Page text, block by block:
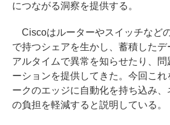
につながる洞察を提供する。
Ciscoはルーターやスイッチなど
で持つシェアを生かし、蓄積したデ
アルタイムで異常を知らせたり、問
ーションを提供してきた。今回こ
ークのエッジに自動化を持ち込み
の負担を軽減すると説明している。